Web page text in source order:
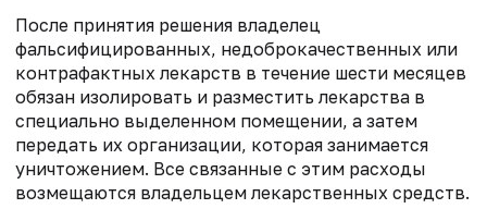
После принятия решения владелец
фальсифицированных, недоброкачественных или
контрафактных лекарств в течение шести месяцев
обязан изолировать и разместить лекарства в
специально выделенном помещении, а затем
передать их организации, которая занимается
уничтожением. Все связанные с этим расходы
возмещаются владельцем лекарственных средств.